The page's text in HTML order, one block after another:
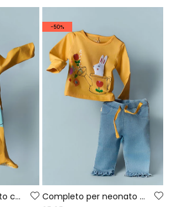
Pagliaccetto neonato cotone giallo
-50%
Completo per neonato con maglietta e pantalone in cotone